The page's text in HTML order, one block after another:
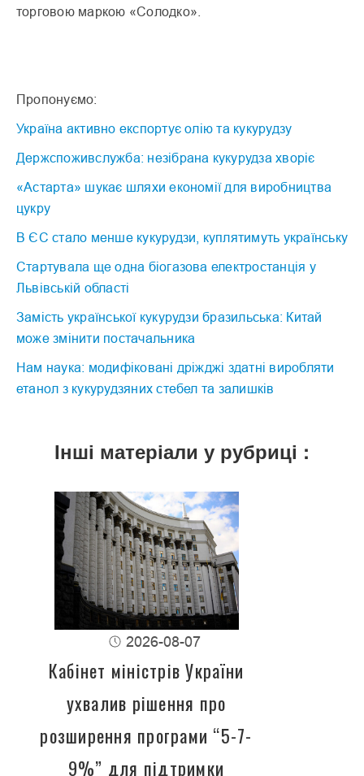
торговою маркою «Солодко».
Пропонуємо:
Україна активно експортує олію та кукурудзу
Держспоживслужба: незібрана кукурудза хворіє
«Астарта» шукає шляхи економії для виробництва
цукру
В ЄС стало менше кукурудзи, куплятимуть українську
Стартувала ще одна біогазова електростанція у
Львівській області
Замість української кукурудзи бразильська: Китай
може змінити постачальника
Нам наука: модифіковані дріжджі здатні виробляти
етанол з кукурудзяних стебел та залишків
Інші матеріали у рубриці :
2026-08-07
Кабінет міністрів України
ухвалив рішення про
розширення програми “5-7-
9%” для підтримки